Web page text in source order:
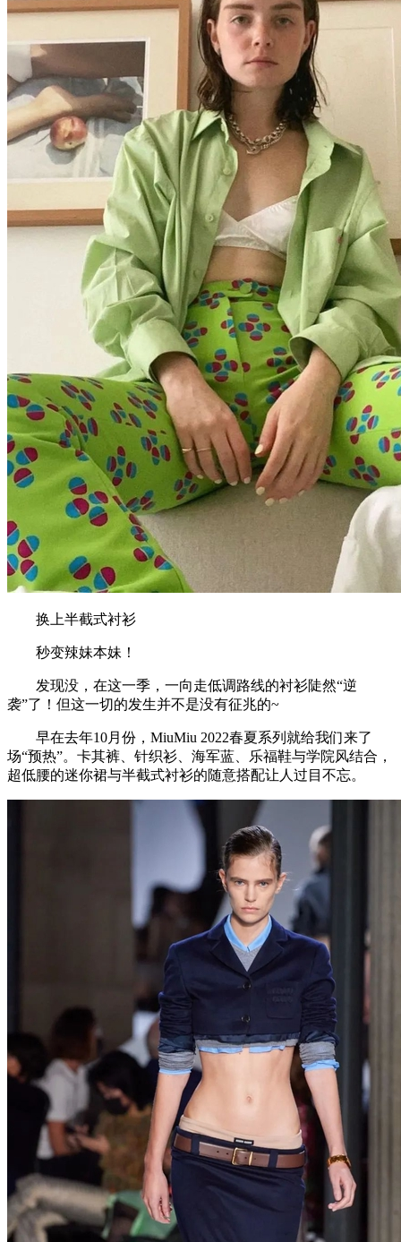
换上半截式衬衫
秒变辣妹本妹！
发现没，在这一季，一向走低调路线的衬衫陡然“逆
袭”了！但这一切的发生并不是没有征兆的~
早在去年10月份，MiuMiu 2022春夏系列就给我们来了
场“预热”。卡其裤、针织衫、海军蓝、乐福鞋与学院风结合，
超低腰的迷你裙与半截式衬衫的随意搭配让人过目不忘。